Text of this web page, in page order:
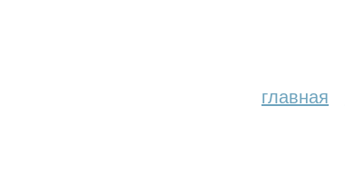
главная